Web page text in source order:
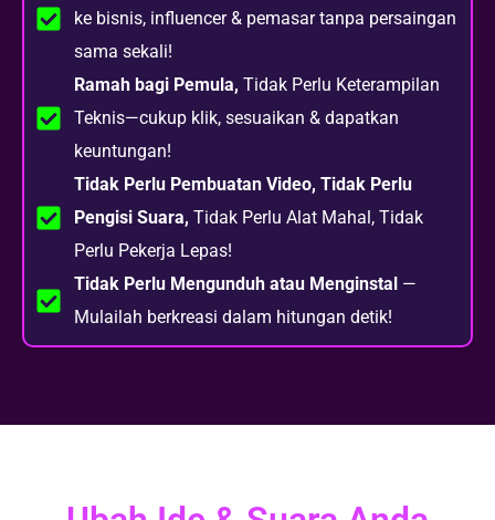
ke bisnis, influencer & pemasar tanpa persaingan
sama sekali!
Ramah bagi Pemula, Tidak Perlu Keterampilan
Teknis—cukup klik, sesuaikan & dapatkan
keuntungan!
Tidak Perlu Pembuatan Video, Tidak Perlu
Pengisi Suara, Tidak Perlu Alat Mahal, Tidak
Perlu Pekerja Lepas!
Tidak Perlu Mengunduh atau Menginstal —
Mulailah berkreasi dalam hitungan detik!